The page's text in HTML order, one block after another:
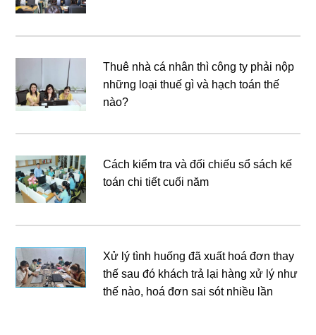
Thuê nhà cá nhân thì công ty phải nộp
những loại thuế gì và hạch toán thế
nào?
Cách kiểm tra và đối chiếu sổ sách kế
toán chi tiết cuối năm
Xử lý tình huống đã xuất hoá đơn thay
thế sau đó khách trả lại hàng xử lý như
thế nào, hoá đơn sai sót nhiều lần